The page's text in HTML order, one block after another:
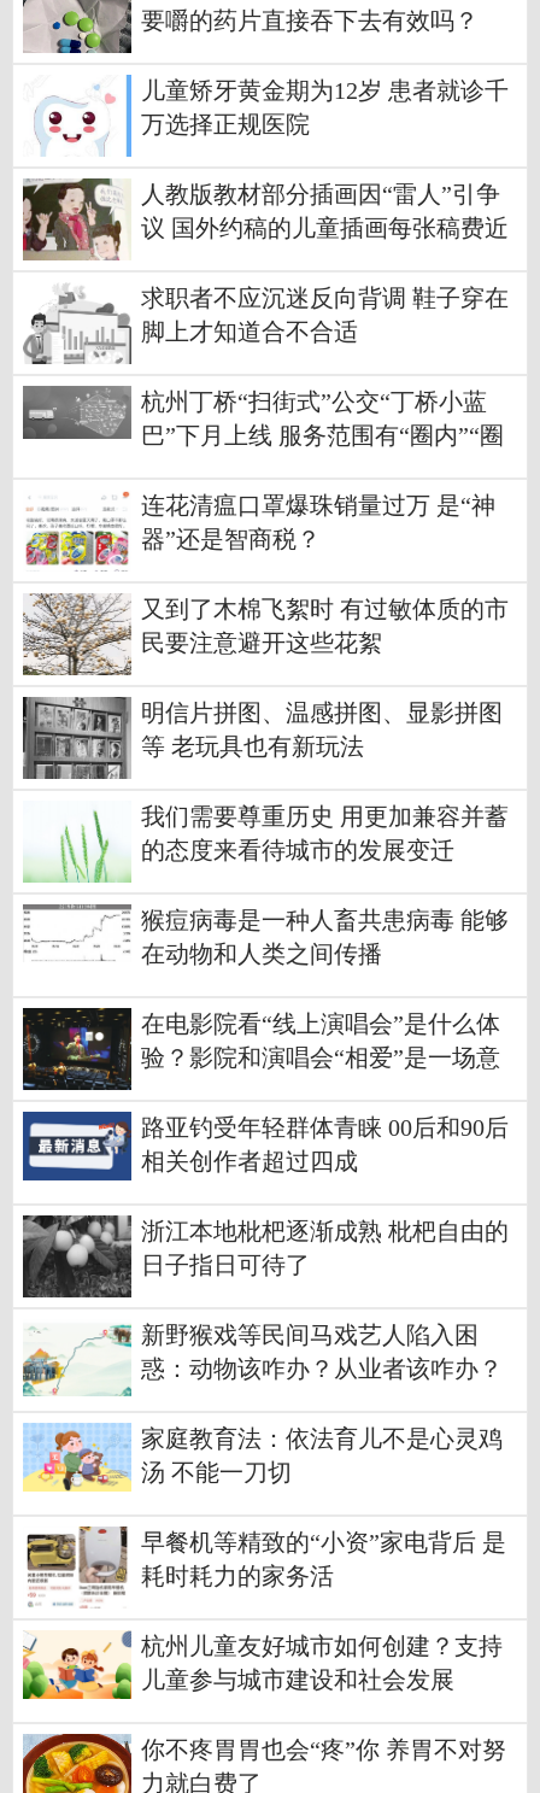
要嚼的药片直接吞下去有效吗？
儿童矫牙黄金期为12岁 患者就诊千
万选择正规医院
人教版教材部分插画因“雷人”引争
议 国外约稿的儿童插画每张稿费近
求职者不应沉迷反向背调 鞋子穿在
脚上才知道合不合适
杭州丁桥“扫街式”公交“丁桥小蓝
巴”下月上线 服务范围有“圈内”“圈
连花清瘟口罩爆珠销量过万 是“神
器”还是智商税？
又到了木棉飞絮时 有过敏体质的市
民要注意避开这些花絮
明信片拼图、温感拼图、显影拼图
等 老玩具也有新玩法
我们需要尊重历史 用更加兼容并蓄
的态度来看待城市的发展变迁
猴痘病毒是一种人畜共患病毒 能够
在动物和人类之间传播
在电影院看“线上演唱会”是什么体
验？影院和演唱会“相爱”是一场意
路亚钓受年轻群体青睐 00后和90后
相关创作者超过四成
浙江本地枇杷逐渐成熟 枇杷自由的
日子指日可待了
新野猴戏等民间马戏艺人陷入困
惑：动物该咋办？从业者该咋办？
家庭教育法：依法育儿不是心灵鸡
汤 不能一刀切
早餐机等精致的“小资”家电背后 是
耗时耗力的家务活
杭州儿童友好城市如何创建？支持
儿童参与城市建设和社会发展
你不疼胃胃也会“疼”你 养胃不对努
力就白费了